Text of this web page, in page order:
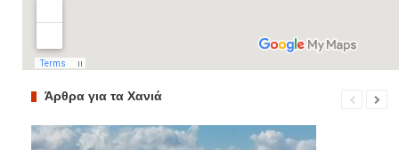
Άρθρα για τα Χανιά